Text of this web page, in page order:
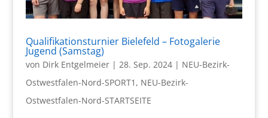
Qualifikationsturnier Bielefeld – Fotogalerie
Jugend (Samstag)
von Dirk Entgelmeier| 28. Sep. 2024| NEU-Bezirk-
Ostwestfalen-Nord-SPORT1 , NEU-Bezirk-
Ostwestfalen-Nord-STARTSEITE